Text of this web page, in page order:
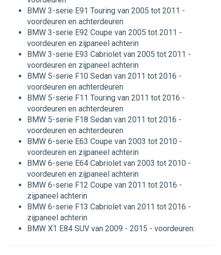
BMW 3-serie E91 Touring van 2005 tot 2011 -
voordeuren en achterdeuren
BMW 3-serie E92 Coupe van 2005 tot 2011 -
voordeuren en zijpaneel achterin
BMW 3-serie E93 Cabriolet van 2005 tot 2011 -
voordeuren en zijpaneel achterin
BMW 5-serie F10 Sedan van 2011 tot 2016 -
voordeuren en achterdeuren
BMW 5-serie F11 Touring van 2011 tot 2016 -
voordeuren en achterdeuren
BMW 5-serie F18 Sedan van 2011 tot 2016 -
voordeuren en achterdeuren
BMW 6-serie E63 Coupe van 2003 tot 2010 -
voordeuren en zijpaneel achterin
BMW 6-serie E64 Cabriolet van 2003 tot 2010 -
voordeuren en zijpaneel achterin
BMW 6-serie F12 Coupe van 2011 tot 2016 -
zijpaneel achterin
BMW 6-serie F13 Cabriolet van 2011 tot 2016 -
zijpaneel achterin
BMW X1 E84 SUV van 2009 - 2015 - voordeuren.